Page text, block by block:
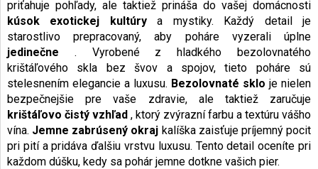
priťahuje pohľady, ale taktiež prináša do vašej domácnosti
kúsok exotickej kultúrya mystiky. Každý detail je
starostlivo prepracovaný, aby poháre vyzerali úplne
jedinečne . Vyrobené z hladkého bezolovnatého
krištáľového skla bez švov a spojov, tieto poháre sú
stelesnením elegancie a luxusu. Bezolovnaté sklo je nielen
bezpečnejšie pre vaše zdravie, ale taktiež zaručuje
krištáľovo čistý vzhľad , ktorý zvýrazní farbu a textúru vášho
vína. Jemne zabrúsený okraj kalíška zaisťuje príjemný pocit
pri pití a pridáva ďalšiu vrstvu luxusu. Tento detail oceníte pri
každom dúšku, kedy sa pohár jemne dotkne vašich pier.